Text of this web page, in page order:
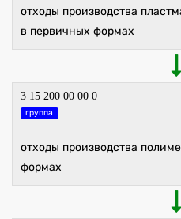
отходы производства
в первичных формах
3 15 200 00 00 0
группа
отходы производства
формах